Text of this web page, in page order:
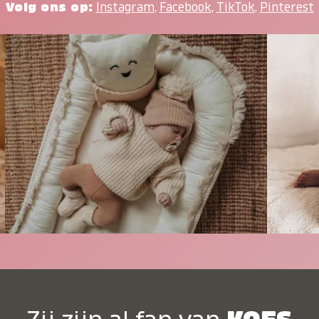
Volg ons op: Instagram, Facebook, TikTok, Pinterest